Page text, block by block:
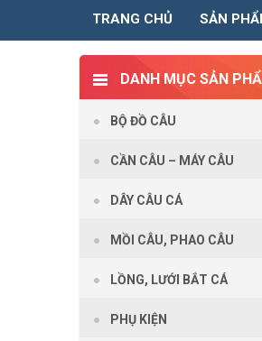
TRANG CHỦ SẢN
DANH MỤC SẢN
BỘ ĐỒ CÂU
CẦN CÂU – MÁY CÂU
DÂY CÂU CÁ
MỒI CÂU, PHAO CÂU
LỒNG, LƯỚI BẮT CÁ
PHỤ KIỆN